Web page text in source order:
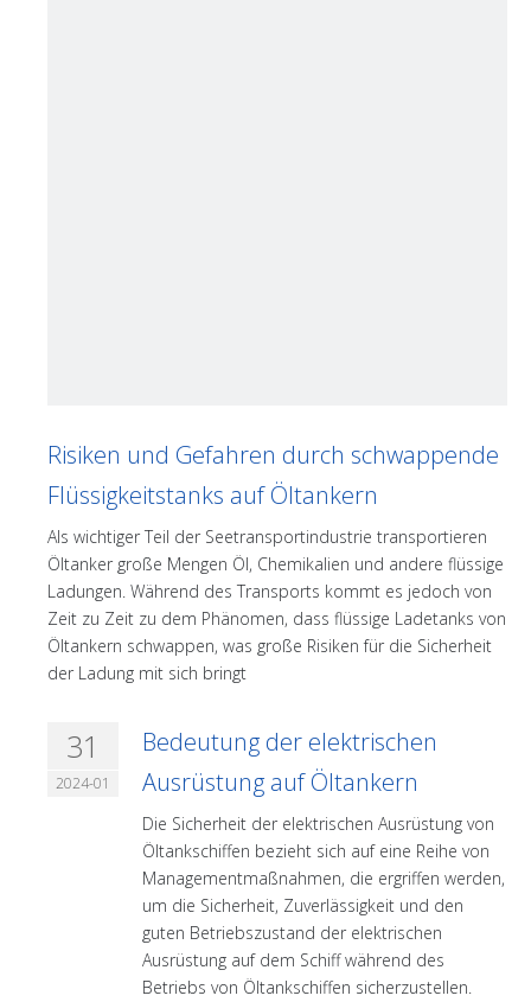
Risiken und Gefahren durch schwappende
Flüssigkeitstanks auf Öltankern
Als wichtiger Teil der Seetransportindustrie transportieren
Öltanker große Mengen Öl, Chemikalien und andere flüssige
Ladungen. Während des Transports kommt es jedoch von
Zeit zu Zeit zu dem Phänomen, dass flüssige Ladetanks von
Öltankern schwappen, was große Risiken für die Sicherheit
der Ladung mit sich bringt
31
2024-01
Bedeutung der elektrischen
Ausrüstung auf Öltankern
Die Sicherheit der elektrischen Ausrüstung von
Öltankschiffen bezieht sich auf eine Reihe von
Managementmaßnahmen, die ergriffen werden,
um die Sicherheit, Zuverlässigkeit und den
guten Betriebszustand der elektrischen
Ausrüstung auf dem Schiff während des
Betriebs von Öltankschiffen sicherzustellen.